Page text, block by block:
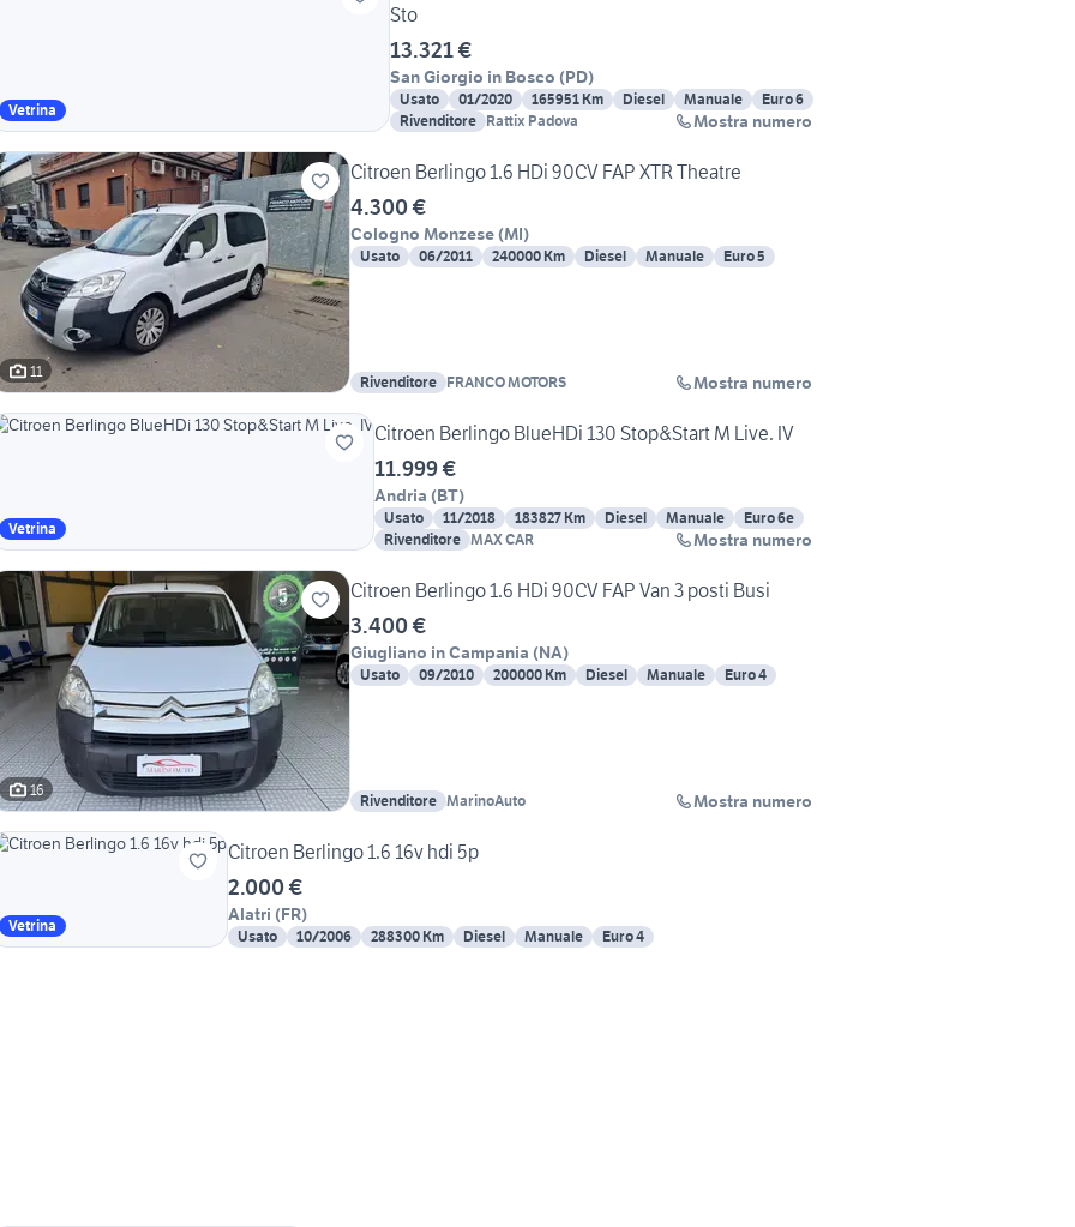
Vetrina
Sto
13.321 €
San Giorgio in Bosco (PD)
Usato 01/2020 165951 Km Diesel Manuale
Euro 6
Rivenditore Rattix Padova Mostra numero
11
Citroen Berlingo 1.6 HDi 90CV FAP XTR Theatre
4.300 €
Cologno Monzese (MI)
Usato 06/2011 240000 Km Diesel Manuale Euro 5
Rivenditore FRANCO MOTORS Mostra numero
Vetrina
Citroen Berlingo BlueHDi 130 Stop&Start M Live. IV
11.999 €
Andria (BT)
Usato 11/2018 183827 Km Diesel Manuale
Euro 6e
Rivenditore MAX CAR Mostra numero
16
Citroen Berlingo 1.6 HDi 90CV FAP Van 3 posti Busi
3.400 €
Giugliano in Campania (NA)
Usato 09/2010 200000 Km Diesel Manuale Euro 4
Rivenditore MarinoAuto Mostra numero
Vetrina
Citroen Berlingo 1.6 16v hdi 5p
2.000 €
Alatri (FR)
Usato 10/2006 288300 Km Diesel Manuale Euro 4